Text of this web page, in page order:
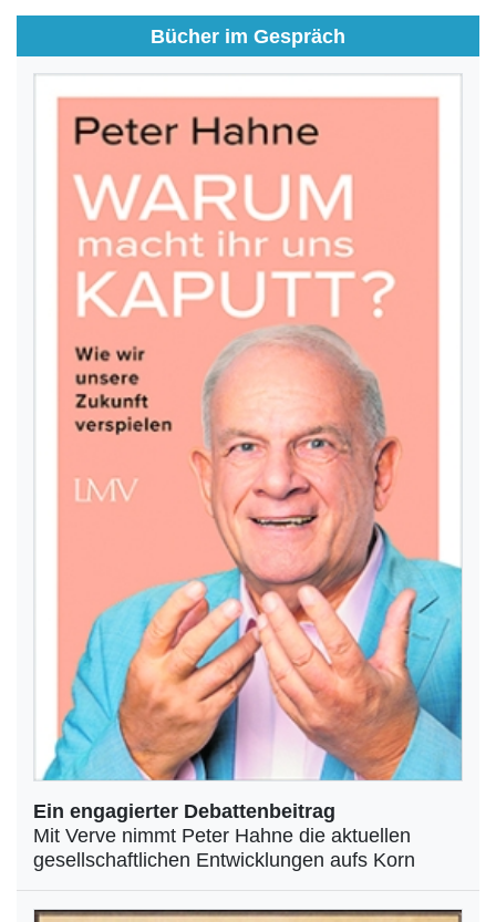
Bücher im Gespräch
Ein engagierter Debattenbeitrag
Mit Verve nimmt Peter Hahne die aktuellen
gesellschaftlichen Entwicklungen aufs Korn